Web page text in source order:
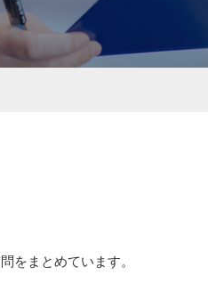
をまとめています。